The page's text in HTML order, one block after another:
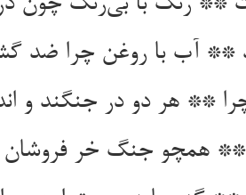
** آب با روغن چرا ضد
** هر دو در جنگند و